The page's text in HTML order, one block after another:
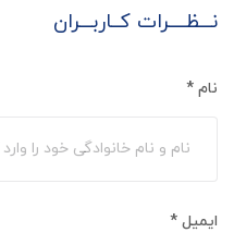
نـــظــــرات کــاربـــران
نام *
ایمیل *